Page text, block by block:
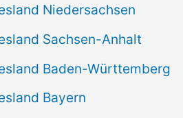
Niedersachsen
Sachsen-Anhalt
Baden-Württemberg
Bayern